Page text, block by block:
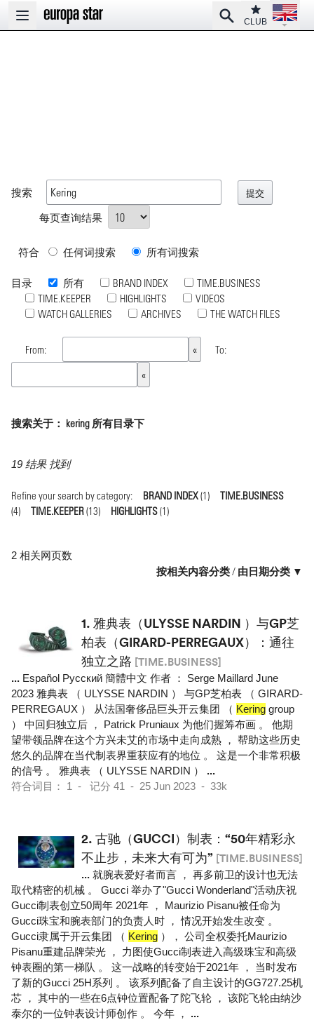
Open main menu
SearchClub
CLUB
Open
搜索
每页查询结果
符合 任何词搜索 所有词搜索
目录 所有 BRAND INDEX
TIME.BUSINESS
TIME.KEEPER
HIGHLIGHTS
VIDEOS
WATCH GALLERIES
ARCHIVES THE WATCH FILES
From: To:
搜索关于： kering 所有目录下
19 结果 找到
Refine your search by category: BRAND INDEX(1)
TIME.BUSINESS
(4)
TIME.KEEPER(13) HIGHLIGHTS(1)
2 相关网页数
按相关内容分类/ 由日期分类 ▼
1. 雅典表（ULYSSE NARDIN ）与GP芝
柏表（GIRARD-PERREGAUX）：通往
独立之路 [TIME.BUSINESS]
... Español Pусский 簡體中文 作者 ： Serge Maillard June
2023 雅典表 （ ULYSSE NARDIN ） 与GP芝柏表 （ GIRARD-
PERREGAUX ） 从法国奢侈品巨头开云集团 （ Kering group
） 中回归独立后 ， Patrick Pruniaux 为他们握筹布画 。 他期
望带领品牌在这个方兴未艾的市场中走向成熟 ， 帮助这些历史
悠久的品牌在当代制表界重获应有的地位 。 这是一个非常积极
的信号 。 雅典表 （ ULYSSE NARDIN ） ...
符合词目： 1 - 记分 41 - 25 Jun 2023 - 33k
2. 古驰（GUCCI）制表：“50年精彩永
不止步，未来大有可为” [TIME.BUSINESS]
... 就腕表爱好者而言 ， 再多前卫的设计也无法
取代精密的机械 。 Gucci 举办了"Gucci Wonderland"活动庆祝
Gucci制表创立50周年 2021年 ， Maurizio Pisanu被任命为
Gucci珠宝和腕表部门的负责人时 ， 情况开始发生改变 。
Gucci隶属于开云集团 （ Kering ）， 公司全权委托Maurizio
Pisanu重建品牌荣光 ， 力图使Gucci制表进入高级珠宝和高级
钟表圈的第一梯队 。 这一战略的转变始于2021年 ， 当时发布
了新的Gucci 25H系列 。 该系列配备了自主设计的GG727.25机
芯 ， 其中的一些在6点钟位置配备了陀飞轮 ， 该陀飞轮由纳沙
泰尔的一位钟表设计师创作 。 今年 ， ...